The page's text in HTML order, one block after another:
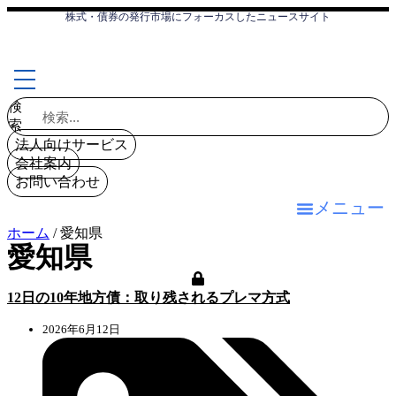
コ
ン
ツ
に
ス
キ
ッ
プ
株式・債券の発行市場にフォーカスしたニュースサイト
検
索
検索
法人向けサービス
会社案内
お問い合わせ
メニュー
ホーム /愛知県
愛知県
12日の10年地方債：取り残されるプレマ方式
2026年6月12日